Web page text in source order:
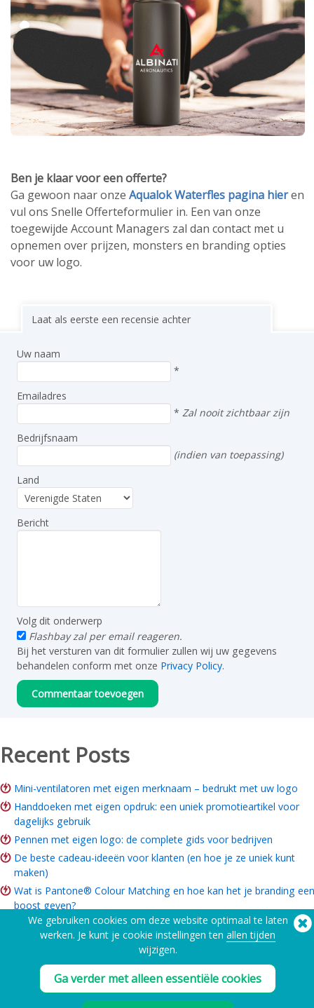
Ben je klaar voor een offerte?
Ga gewoon naar onze Aqualok Waterfles pagina hieren
vul ons Snelle Offerteformulier in. Een van onze
toegewijde Account Managers zal dan contact met u
opnemen over prijzen, monsters en branding opties
voor uw logo.
Laat als eerste een recensie achter
Uw naam
*
Emailadres
* Zal nooit zichtbaar zijn
Bedrijfsnaam
(indien van toepassing)
Land
Bericht
Volg dit onderwerp
Flashbay zal per email reageren.
Bij het versturen van dit formulier zullen wij uw gegevens
behandelen conform met onze Privacy Policy.
Recent Posts
Mini-ventilatoren met eigen merknaam – bedrukt met uw logo
Handdoeken met eigen opdruk: een uniek promotieartikel voor
dagelijks gebruik
Pennen met eigen logo: de complete gids voor bedrijven
De beste cadeau-ideeën voor klanten (en hoe je ze uniek kunt
maken)
Wat is Pantone® Colour Matching en hoe kan het je branding een
boost geven?
ROI van merkartikelen: Is het de moeite waard voor uw bedrijf?
Gids voor merchandise voor goede doelen: Ideeën, budget & hoe
Hulp nodig? Telefoon:(650) 938-3500 (US)
We gebruiken cookies om deze website optimaal te laten
werken. Je kunt je cookie instellingen ten allen tijden
wijzigen.
Ga verder met alleen essentiële cookies